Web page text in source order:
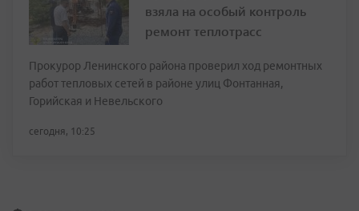
взяла на особый контроль
ремонт теплотрасс
Прокурор Ленинского района проверил ход ремонтных
работ тепловых сетей в районе улиц Фонтанная,
Горийская и Невельского
сегодня, 10:25